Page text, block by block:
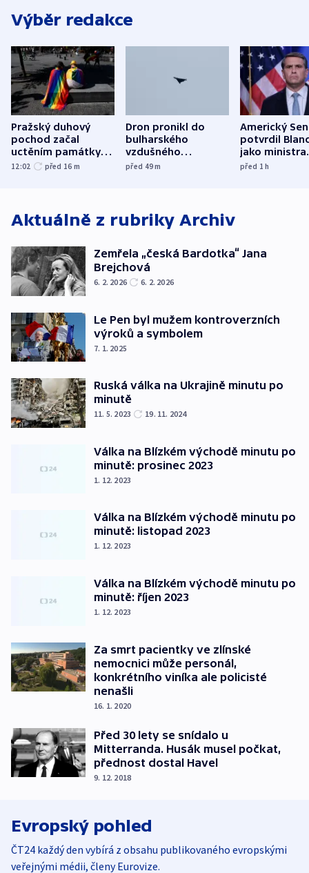
Výběr redakce
Pražský duhový
pochod začal
uctěním památky
obětí berlínského
12:02 před 16 m
Dron pronikl do
bulharského
vzdušného
prostoru,
před 49m
Americký
potvrdil
jako ministra
před 1h
Aktuálně z rubriky Archiv
Zemřela „česká Bardotka“ Jana
Brejchová
6. 2. 2026 6. 2. 2026
Le Pen byl mužem kontroverzních
výroků a symbolem
7. 1. 2025
Ruská válka na Ukrajině minutu po
minutě
11. 5. 2023 19. 11. 2024
Válka na Blízkém východě minutu po
minutě: prosinec 2023
1. 12. 2023
Válka na Blízkém východě minutu po
minutě: listopad 2023
1. 12. 2023
Válka na Blízkém východě minutu po
minutě: říjen 2023
1. 12. 2023
Za smrt pacientky ve zlínské
nemocnici může personál,
konkrétního viníka ale policisté
nenašli
16. 1. 2020
Před 30 lety se snídalo u
Mitterranda. Husák musel počkat,
přednost dostal Havel
9. 12. 2018
Evropský pohled
ČT24 každý den vybírá z obsahu publikovaného evropskými
veřejnými médii, členy Eurovize.